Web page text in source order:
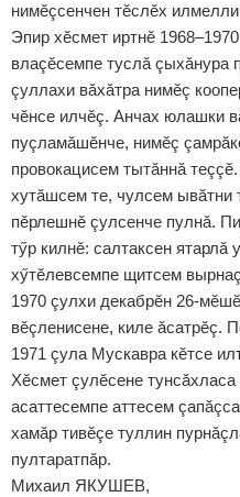
нимӗçсенчен тӗслӗх
Эпир хӗсмет иртнӗ
влаçӗсемпе туслă çыхăнура
çуллахи вăхăтра нимӗç
чӗнсе илчӗç. Анчах юлашки
пуçламăшӗнче, нимӗç
провокацисем тытăннă
хутăшсем те, чулсем ывăтни
пӗрлешнӗ çулсенче пулнă.
тӳр килнӗ: салтаксен ятарлă
хӳтӗлевсемпе щитсем
1970 çулхи декабрӗн 26-
вӗçленисене, киле ăсатрӗç.
1971 çула Мускавра кӗтсе
Хӗсмет çулӗсене
асаттесемпе аттесем
хамăр тивӗçе туллин
пултаратпăр.
Михаил ЯКУШЕВ,